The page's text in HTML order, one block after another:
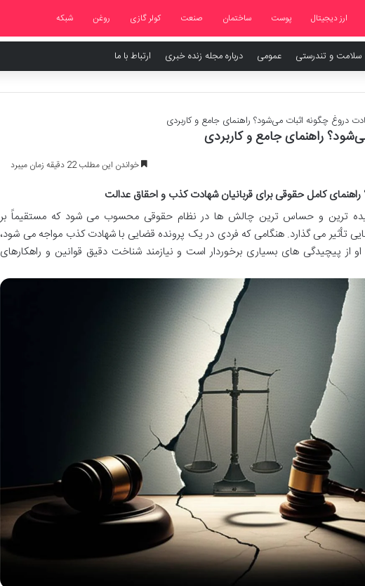
ارز دیجیتال پوست ساختمان صنعت کولر گازی روغن شبکه
سلامت و تندرستی عمومی درباره مجله زنده خبری ارتباط با ما
دروغ چگونه اثبات می‌شود؟ راهنمای جامع و کاربردی
راهنمای جامع و کاربردی
خواندن این مطلب 22 دقیقه زمان میبرد
کامل حقوقی برای قربانیان شهادت کذب و احقاق عدالت
ترین و حساس ترین چالش ها در نظام حقوقی محسوب می شود که مستقیماً بر
تأثیر می گذارد. هنگامی که فردی در یک پرونده قضایی با شهادت کذب مواجه می شود،
از پیچیدگی های بسیاری برخوردار است و نیازمند شناخت دقیق قوانین و راهکارهای